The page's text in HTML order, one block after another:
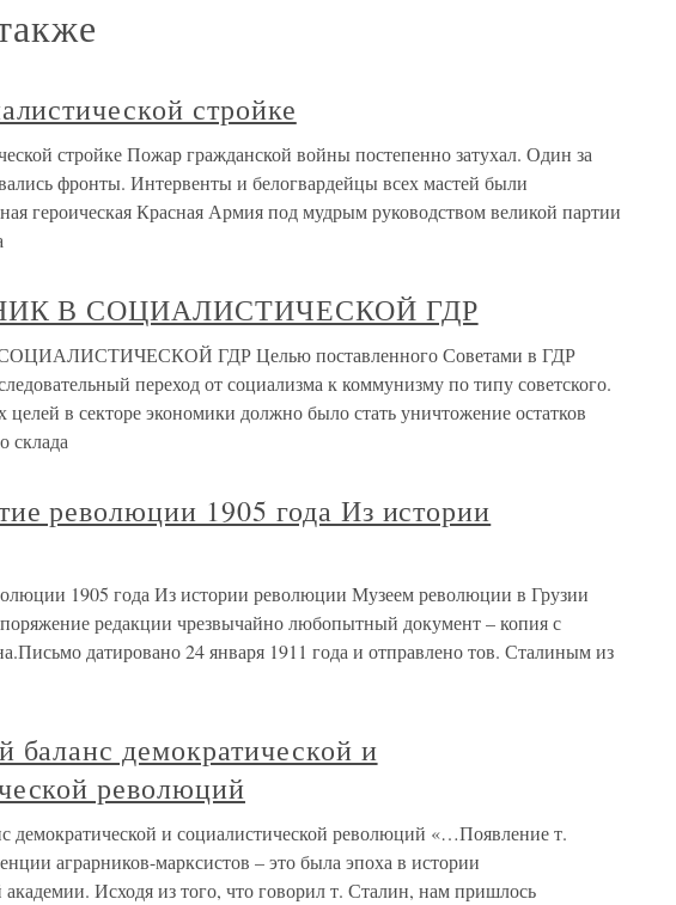
стройке
стройке Пожар гражданской войны постепенно затухал. Один за
фронты. Интервенты и белогвардейцы всех мастей были
героическая Красная Армия под мудрым руководством великой партии
В СОЦИАЛИСТИЧЕСКОЙ ГДР
ГДР Целью поставленного Советами в ГДР
переход от социализма к коммунизму по типу советского.
в секторе экономики должно было стать уничтожение остатков
склада
революции 1905 года Из истории
1905 года Из истории революции Музеем революции в Грузии
редакции чрезвычайно любопытный документ – копия с
датировано 24 января 1911 года и отправлено тов. Сталиным из
демократической и
революций
и социалистической революций «…Появление т.
аграрников-марксистов – это была эпоха в истории
Исходя из того, что говорил т. Сталин, нам пришлось